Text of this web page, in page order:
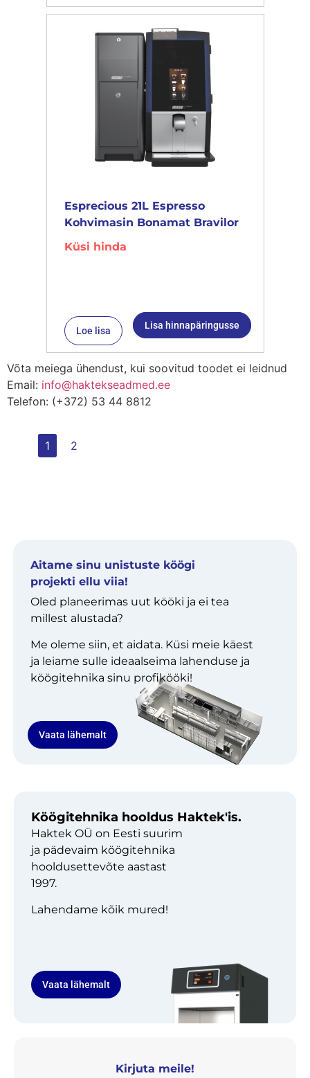
Esprecious 21L Espresso
Kohvimasin Bonamat Bravilor
Küsi hinda
Loe lisa Lisa hinnapäringusse
Võta meiega ühendust, kui soovitud toodet ei leidnud
Email: info@haktekseadmed.ee
Telefon: (+372) 53 44 8812
1 2
Aitame sinu unistuste köögi
projekti ellu viia!
Oled planeerimas uut kööki ja ei tea
millest alustada?
Me oleme siin, et aidata. Küsi meie käest
ja leiame sulle ideaalseima lahenduse ja
köögitehnika sinu profikööki!
Vaata lähemalt
Köögitehnika hooldus Haktek'is.
Haktek OÜ on Eesti suurim
ja pädevaim köögitehnika
hooldusettevõte aastast
1997.
Lahendame kõik mured!
Vaata lähemalt
Kirjuta meile!